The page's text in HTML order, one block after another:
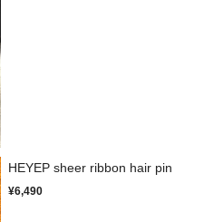
HEYEP sheer ribbon hair pin
¥6,490